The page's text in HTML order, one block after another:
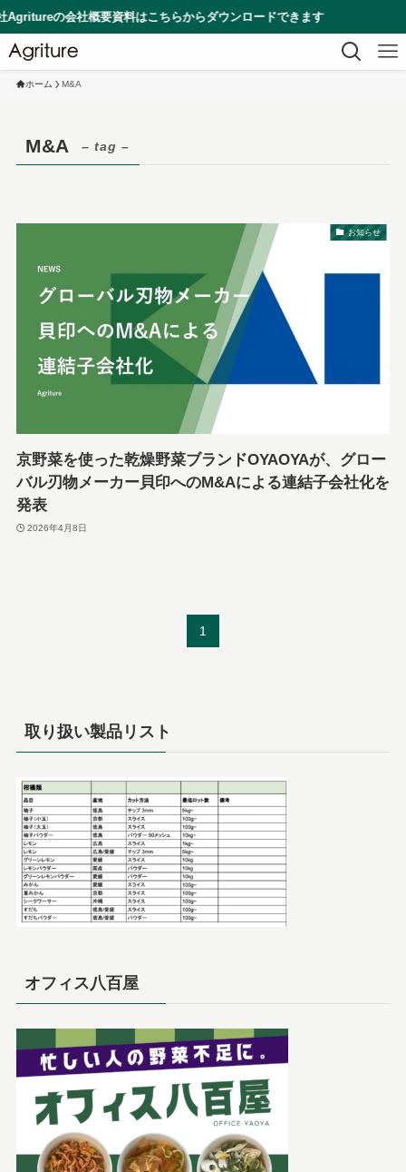
の会社概要資料はこちらからダウンロードできます
ホーム M&A
M&A – tag –
お知らせ
京野菜を使った乾燥野菜ブランドOYAOYAが、グロー
バル刃物メーカー貝印へのM&Aによる連結子会社化を
発表
2026年4月8日
1
取り扱い製品リスト
オフィス八百屋